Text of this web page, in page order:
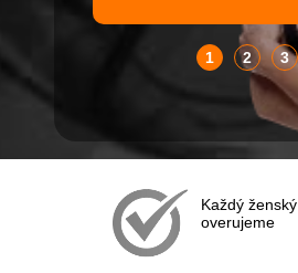
1 2 3
Každý
overujeme